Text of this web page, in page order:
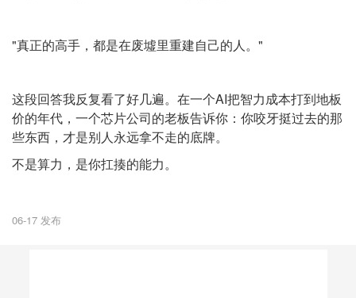
"真正的高手，都是在废墟里重建自己的人。"
这段回答我反复看了好几遍。在一个AI把智力成本打到地板
价的年代，一个芯片公司的老板告诉你：你咬牙挺过去的那
些东西，才是别人永远拿不走的底牌。
不是算力，是你扛揍的能力。
06-17 发布